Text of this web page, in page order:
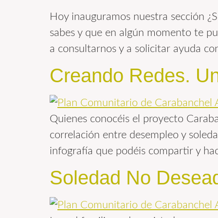
Hoy inauguramos nuestra sección
sabes y que en algún momento te
a consultarnos y a solicitar ayuda
Creando Redes.
Quienes conocéis el proyecto
correlación entre desempleo y
infografía que podéis compartir y
Soledad No